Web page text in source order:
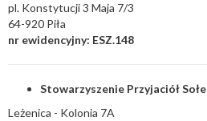
pl. Konstytucji 3 Maja 7/3
64-920 Piła
nr ewidencyjny: ESZ.148
Stowarzyszenie Przyjaciół
Leżenica - Kolonia 7A